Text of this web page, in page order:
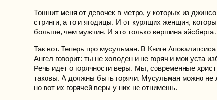
Тошнит меня от девочек в метро, у которых из
стринги, а то и ягодицы. И от курящих женщин,
больше, чем мужчин. И это только вершина
Так вот. Теперь про мусульман. В Книге
Ангел говорит: ты не холоден и не горяч и мои уста
Речь идет о горячности веры. Мы, современные
таковы. А должны быть горячи. Мусульман можно не
но вот их горячей веры у них не отнимешь.